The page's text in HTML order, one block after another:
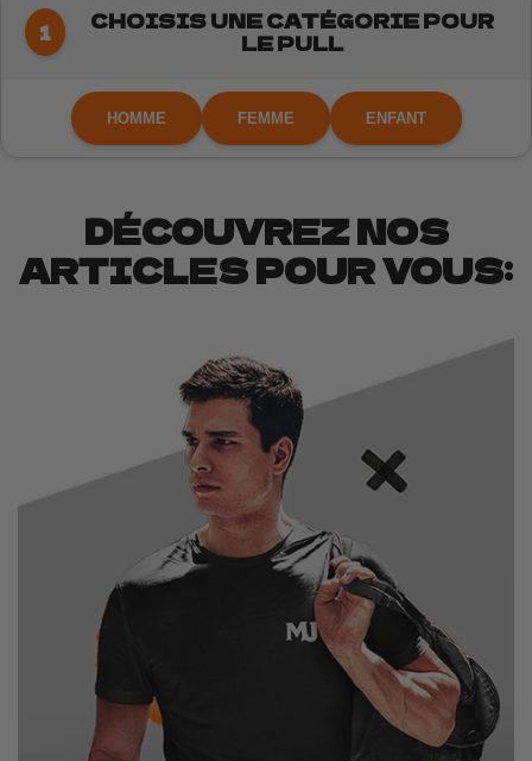
1 CHOISIS UNE CATÉGORIE POUR
LE PULL
HOMME FEMME ENFANT
DÉCOUVREZ NOS
ARTICLES POUR VOUS: